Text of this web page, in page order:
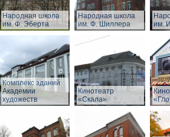
Народная школа
им. Ф. Эберта
Народная школа
им. Ф. Шиллера
им.
Комплекс зданий
Академии
художеств
Кинотеатр
«Скала»